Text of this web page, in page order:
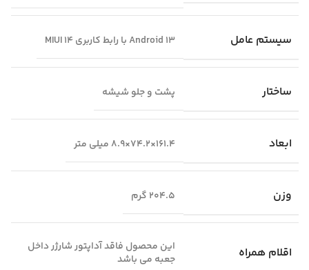
سیستم عامل Android 13 با رابط کاربری MIUI 14
ساختار پشت و جلو شیشه
ابعاد 161.4×74.2×8.9 میلی متر
وزن 204.5 گرم
اقلام همراه
این محصول فاقد آداپتور شارژر داخل
جعبه می باشد